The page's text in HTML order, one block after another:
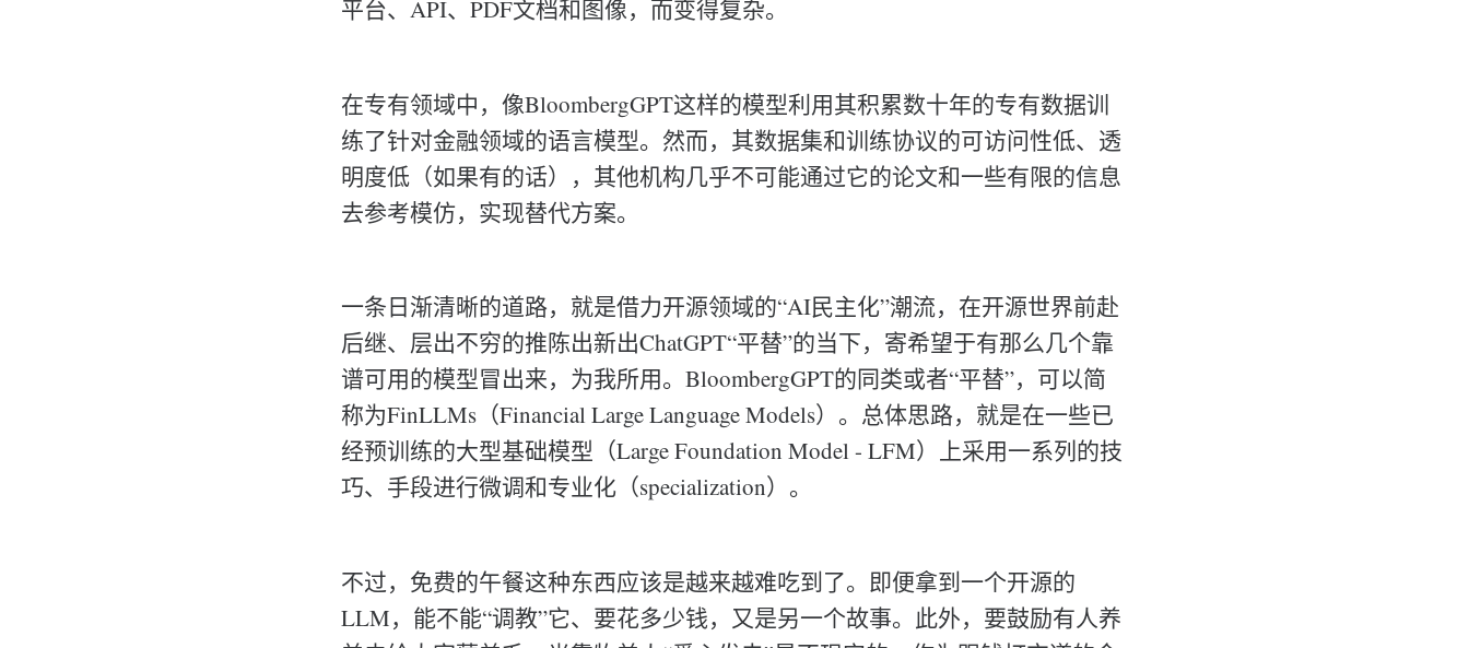
平台、API、PDF文档和图像，而变得复杂。
在专有领域中，像BloombergGPT这样的模型利用其积累数十年的专有数据训
练了针对金融领域的语言模型。然而，其数据集和训练协议的可访问性低、透
明度低（如果有的话），其他机构几乎不可能通过它的论文和一些有限的信息
去参考模仿，实现替代方案。
一条日渐清晰的道路，就是借力开源领域的“AI民主化”潮流，在开源世界前赴
后继、层出不穷的推陈出新出ChatGPT“平替”的当下，寄希望于有那么几个靠
谱可用的模型冒出来，为我所用。BloombergGPT的同类或者“平替”，可以简
称为FinLLMs（Financial Large Language Models）。总体思路，就是在一些已
经预训练的大型基础模型（Large Foundation Model - LFM）上采用一系列的技
巧、手段进行微调和专业化（specialization）。
不过，免费的午餐这种东西应该是越来越难吃到了。即便拿到一个开源的
LLM，能不能“调教”它、要花多少钱，又是另一个故事。此外，要鼓励有人养